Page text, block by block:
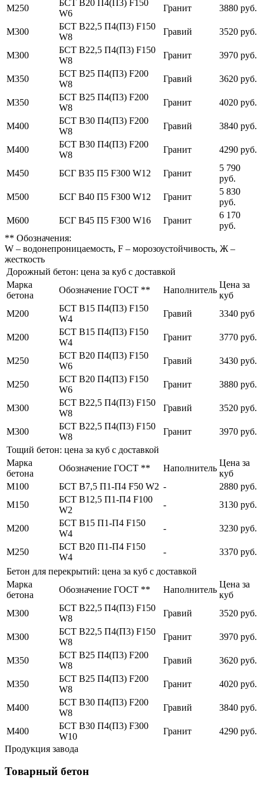
М250
БСТ В20 П4(П3) F150
W6
Гранит 3880 руб.
М300
БСТ В22,5 П4(П3) F150
W8
Гравий 3520 руб.
М300
БСТ В22,5 П4(П3) F150
W8
Гранит 3970 руб.
М350
БСТ В25 П4(П3) F200
W8
Гравий 3620 руб.
М350
БСТ В25 П4(П3) F200
W8
Гранит 4020 руб.
М400
БСТ В30 П4(П3) F200
W8
Гравий 3840 руб.
М400
БСТ В30 П4(П3) F200
W8
Гранит 4290 руб.
М450 БСГ В35 П5 F300 W12 Гранит
5 790
руб.
М500
БСГ В40 П5 F300 W12 Гранит
5 830
руб.
М600
БСГ В45 П5 F300 W16 Гранит
6 170
руб.
** Обозначения:
W – водонепроницаемость, F – морозоустойчивость, Ж –
жесткость
Дорожный бетон: цена за куб с доставкой
Марка
бетона
Обозначение ГОСТ ** Наполнитель
Цена за
куб
М200
БСТ В15 П4(П3) F150
W4
Гравий 3340 руб
М200
БСТ В15 П4(П3) F150
W4
Гранит 3770 руб.
М250
БСТ В20 П4(П3) F150
W6
Гравий 3430 руб.
М250
БСТ В20 П4(П3) F150
W6
Гранит 3880 руб.
М300
БСТ В22,5 П4(П3) F150
W8
Гравий 3520 руб.
М300
БСТ В22,5 П4(П3) F150
W8
Гранит
3970 руб.
Тощий бетон: цена за куб с доставкой
Марка
бетона
Обозначение ГОСТ ** Наполнитель
Цена за
куб
М100
БСТ В7,5 П1-П4 F50 W2 -
2880 руб.
М150
БСТ В12,5 П1-П4 F100
W2
- 3130 руб.
М200
БСТ В15 П1-П4 F150
W4
- 3230 руб.
М250
БСТ В20 П1-П4 F150
W4
-
3370 руб.
Бетон для перекрытий: цена за куб с доставкой
Марка
бетона
Обозначение ГОСТ ** Наполнитель
Цена за
куб
М300
БСТ В22,5 П4(П3) F150
W8
Гравий 3520 руб.
М300
БСТ В22,5 П4(П3) F150
W8
Гранит 3970 руб.
М350
БСТ В25 П4(П3) F200
W8
Гравий 3620 руб.
М350
БСТ В25 П4(П3) F200
W8
Гранит 4020 руб.
М400
БСТ В30 П4(П3) F200
W8
Гравий 3840 руб.
М400
БСТ В30 П4(П3) F300
W10
Гранит
4290 руб.
Продукция завода
Товарный бетон